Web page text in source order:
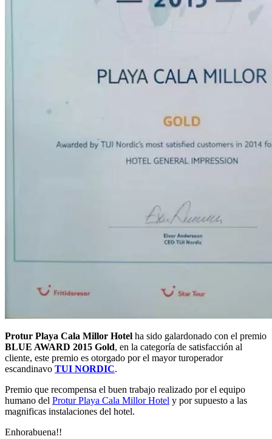
Protur Playa Cala Millor Hotel ha sido galardonado con el premio
BLUE AWARD 2015 Gold, en la categoría de satisfacción al
cliente, este premio es otorgado por el mayor turoperador
escandinavo TUI NORDIC.
Premio que recompensa el buen trabajo realizado por el equipo
humano del Protur Playa Cala Millor Hotel y por supuesto a las
magnificas instalaciones del hotel.
Enhorabuena!!